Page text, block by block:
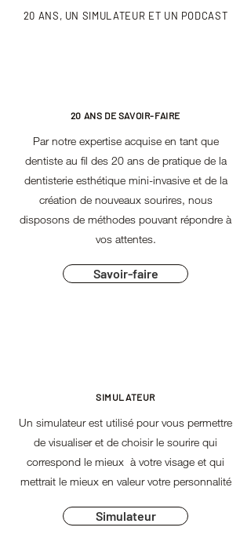
20 ANS, UN SIMULATEUR ET UN PODCAST
20 ANS DE SAVOIR-FAIRE
Par notre expertise acquise en tant que
dentiste au fil des 20 ans de pratique de la
dentisterie esthétique mini-invasive et de la
création de nouveaux sourires, nous
disposons de méthodes pouvant répondre à
vos attentes.
Savoir-faire
SIMULATEUR
Un simulateur est utilisé pour vous permettre
de visualiser et de choisir le sourire qui
correspond le mieux à votre visage et qui
mettrait le mieux en valeur votre personnalité
Simulateur